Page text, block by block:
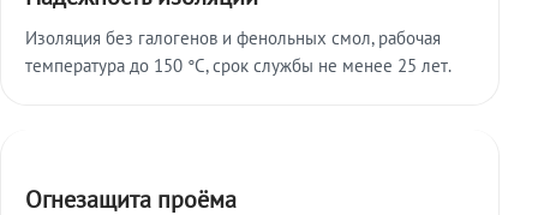
Изоляция без галогенов и фенольных смол, рабочая
температура до 150 °C, срок службы не менее 25 лет.
Огнезащита проёма